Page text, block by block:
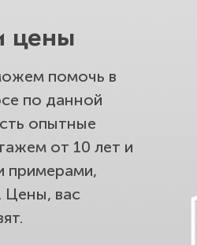
цены
помочь в
по данной
опытные
от 10 лет и
примерами,
Цены, вас